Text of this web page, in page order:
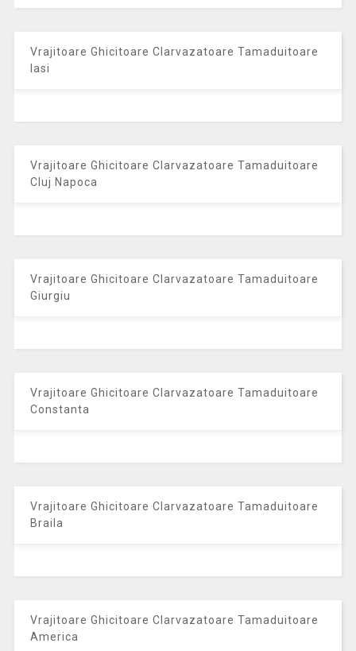
Vrajitoare Ghicitoare Clarvazatoare Tamaduitoare
Iasi
Vrajitoare Ghicitoare Clarvazatoare Tamaduitoare
Cluj Napoca
Vrajitoare Ghicitoare Clarvazatoare Tamaduitoare
Giurgiu
Vrajitoare Ghicitoare Clarvazatoare Tamaduitoare
Constanta
Vrajitoare Ghicitoare Clarvazatoare Tamaduitoare
Braila
Vrajitoare Ghicitoare Clarvazatoare Tamaduitoare
America